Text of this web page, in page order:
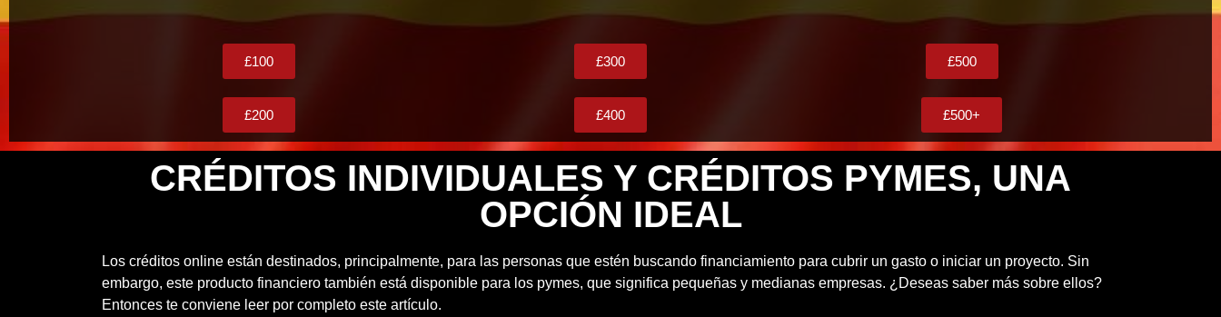
£100 £300 £500
£200 £400 £500+
CRÉDITOS INDIVIDUALES Y CRÉDITOS PYMES, UNA
OPCIÓN IDEAL
Los créditos online están destinados, principalmente, para las personas que estén buscando financiamiento para cubrir un gasto o iniciar un proyecto. Sin
embargo, este producto financiero también está disponible para los pymes, que significa pequeñas y medianas empresas. ¿Deseas saber más sobre ellos?
Entonces te conviene leer por completo este artículo.